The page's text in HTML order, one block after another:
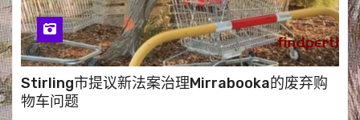
Stirling市提议新法案治理Mirrabooka的废弃购
物车问题